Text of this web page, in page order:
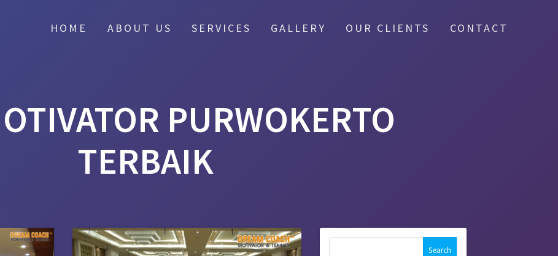
HOME ABOUT US SERVICES GALLERY OUR CLIENTS CONTACT
PURWOKERTO
TERBAIK